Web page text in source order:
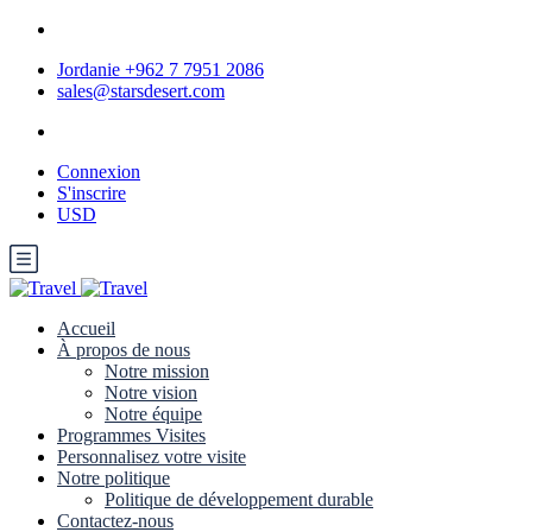
Jordanie +962 7 7951 2086
sales@starsdesert.com
Connexion
S'inscrire
USD
Accueil
À propos de nous
Notre mission
Notre vision
Notre équipe
Programmes Visites
Personnalisez votre visite
Notre politique
Politique de développement durable
Contactez-nous